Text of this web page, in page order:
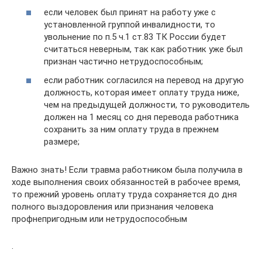
если человек был принят на работу уже с
установленной группой инвалидности, то
увольнение по п.5 ч.1 ст.83 ТК России будет
считаться неверным, так как работник уже был
признан частично нетрудоспособным;
если работник согласился на перевод на другую
должность, которая имеет оплату труда ниже,
чем на предыдущей должности, то руководитель
должен на 1 месяц со дня перевода работника
сохранить за ним оплату труда в прежнем
размере;
Важно знать! Если травма работником была получила в
ходе выполнения своих обязанностей в рабочее время,
то прежний уровень оплату труда сохраняется до дня
полного выздоровления или признания человека
профнепригодным или нетрудоспособным